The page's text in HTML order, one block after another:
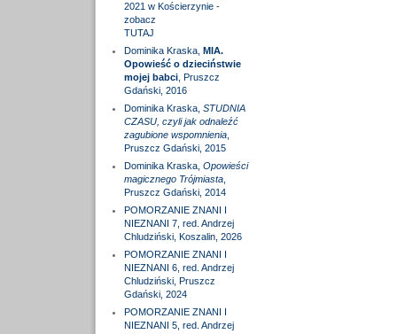
2021 w Kościerzynie -
zobacz
TUTAJ
Dominika Kraska, MIA.
Opowieść o dzieciństwie
mojej babci, Pruszcz
Gdański, 2016
Dominika Kraska, STUDNIA
CZASU, czyli jak odnaleźć
zagubione wspomnienia,
Pruszcz Gdański, 2015
Dominika Kraska, Opowieści
magicznego Trójmiasta,
Pruszcz Gdański, 2014
POMORZANIE ZNANI I
NIEZNANI 7, red. Andrzej
Chludziński, Koszalin, 2026
POMORZANIE ZNANI I
NIEZNANI 6, red. Andrzej
Chludziński, Pruszcz
Gdański, 2024
POMORZANIE ZNANI I
NIEZNANI 5, red. Andrzej